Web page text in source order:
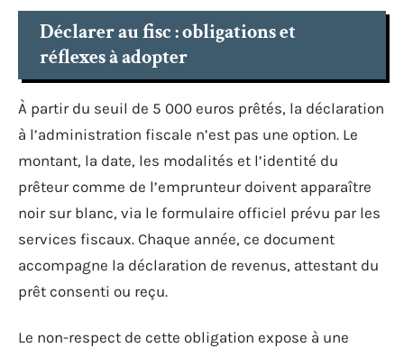
Déclarer au fisc : obligations et
réflexes à adopter
À partir du seuil de 5 000 euros prêtés, la déclaration
à l’administration fiscale n’est pas une option. Le
montant, la date, les modalités et l’identité du
prêteur comme de l’emprunteur doivent apparaître
noir sur blanc, via le formulaire officiel prévu par les
services fiscaux. Chaque année, ce document
accompagne la déclaration de revenus, attestant du
prêt consenti ou reçu.
Le non-respect de cette obligation expose à une